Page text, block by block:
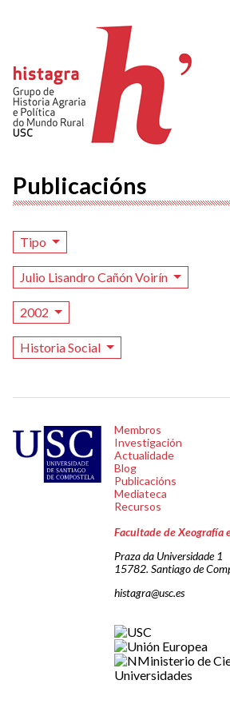
Publicacións
Tipo
Julio Lisandro Cañón Voirín
2002
Historia Social
Membros
Investigación
Actualidade
Blog
Publicacións
Mediateca
Recursos
Facultade de Xeografía
Praza da Universidade 1
15782. Santiago de
histagra@usc.es